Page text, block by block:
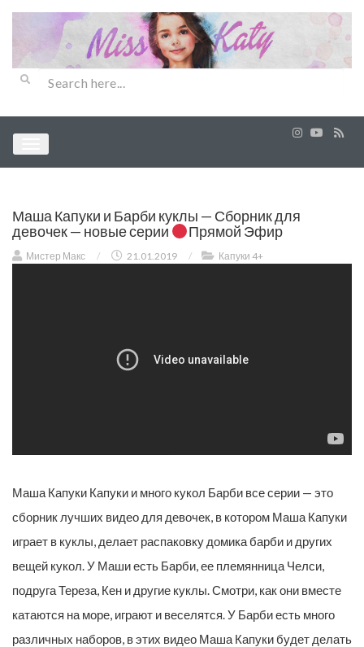
Маша Капуки и Барби куклы — Сборник для
девочек — новые серии
Прямой Эфир
Мистер Макс / 21.01.2019 / Капуки 4+
Маша Капуки Капуки и много кукол Барби все серии — это
сборник лучших видео для девочек, в котором Маша Капуки
играет в куклы, делает распаковку домика барби и других
вещей кукол. У Маши есть Барби, ее племянница Челси,
подруга Тереза, Кен и другие куклы. Смотри, как они вместе
катаются на море, играют и веселятся. У Барби есть много
различных наборов, в этих видео Маша Капуки будет делать